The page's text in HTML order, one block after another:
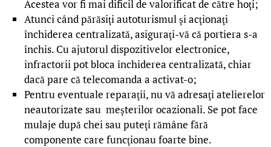
Acestea vor fi mai dificil de valorificat de către hoţi;
Atunci când părăsiţi autoturismul şi acţionaţi
închiderea centralizată, asiguraţi-vă că portiera s-a
închis. Cu ajutorul dispozitivelor electronice,
infractorii pot bloca închiderea centralizată, chiar
dacă pare că telecomanda a activat-o;
Pentru eventuale reparaţii, nu vă adresaţi atelierelor
neautorizate sau meşterilor ocazionali. Se pot face
mulaje după chei sau puteţi rămâne fără
componente care funcţionau foarte bine.